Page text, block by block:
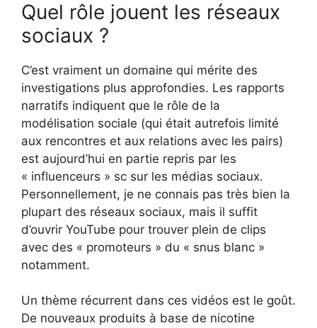
Quel rôle jouent les réseaux
sociaux ?
C’est vraiment un domaine qui mérite des
investigations plus approfondies. Les rapports
narratifs indiquent que le rôle de la
modélisation sociale (qui était autrefois limité
aux rencontres et aux relations avec les pairs)
est aujourd’hui en partie repris par les
« influenceurs » sc sur les médias sociaux.
Personnellement, je ne connais pas très bien la
plupart des réseaux sociaux, mais il suffit
d’ouvrir YouTube pour trouver plein de clips
avec des « promoteurs » du « snus blanc »
notamment.
Un thème récurrent dans ces vidéos est le goût.
De nouveaux produits à base de nicotine